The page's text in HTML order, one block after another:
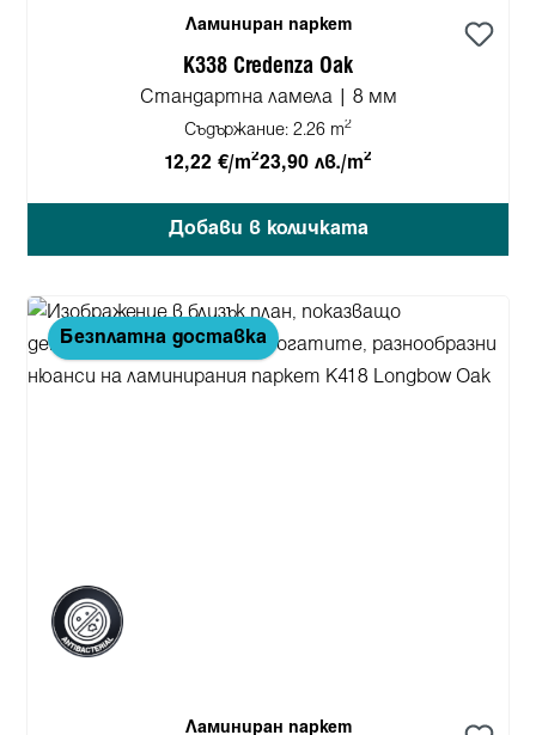
Ламиниран паркет
K338 Credenza Oak
Стандартна ламела | 8 мм
Съдържание: 2.26 m2
12,22 €/m223,90 лв./m2
Добави в количката
Безплатна доставка
Ламиниран паркет